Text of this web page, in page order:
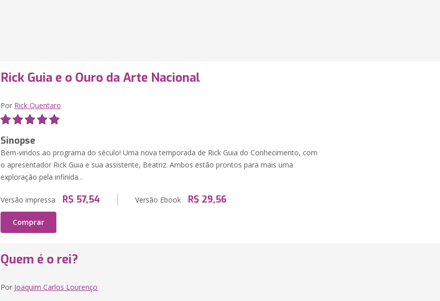
Rick Guia e o Ouro da Arte Nacional
Por Rick Quentaro
Sinopse
Bem-vindos ao programa do século! Uma nova temporada de Rick Guia do Conhecimento, com
o apresentador Rick Guia e sua assistente, Beatriz. Ambos estão prontos para mais uma
exploração pela infinida...
Versão impressa R$ 57,54 Versão Ebook R$ 29,56
Comprar
Quem é o rei?
Por Joaquim Carlos Lourenço